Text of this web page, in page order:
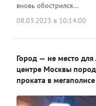
вновь обострился...
08.03.2023 в 10:14:00
Город — не место
центре Москвы
проката в мегаполисе